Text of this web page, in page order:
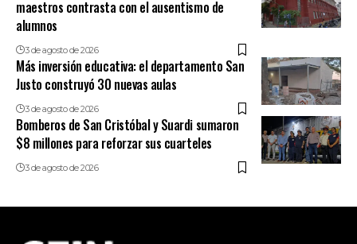
maestros contrasta con el ausentismo de
alumnos
3 de agosto de 2026
Más inversión educativa: el departamento San
Justo construyó 30 nuevas aulas
3 de agosto de 2026
Bomberos de San Cristóbal y Suardi sumaron
$8 millones para reforzar sus cuarteles
3 de agosto de 2026